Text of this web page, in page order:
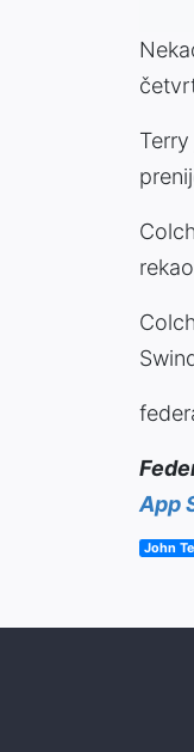
App
John